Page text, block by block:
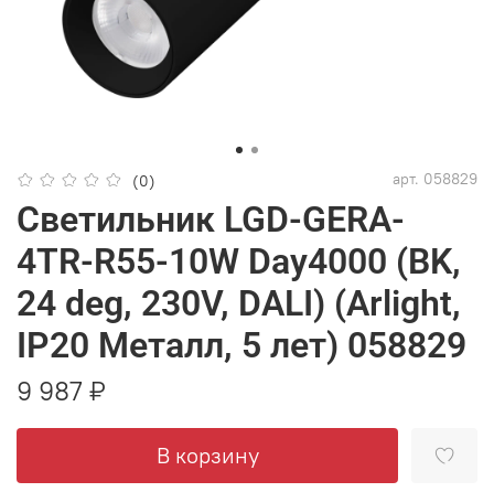
(0) арт. 058829
Светильник LGD-GERA-
4TR-R55-10W Day4000 (BK,
24 deg, 230V, DALI) (Arlight,
IP20 Металл, 5 лет) 058829
9 987 ₽
В корзину